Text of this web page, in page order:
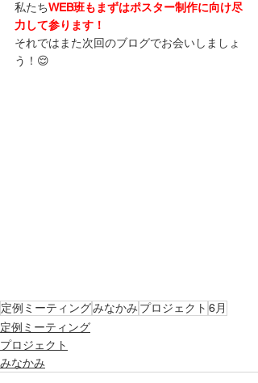
私たちWEB班もまずはポスター制作に向け尽
力して参ります！
それではまた次回のブログでお会いしましょ
う！😌
定例ミーティングみなかみ プロジェクト 6月
定例ミーティング
プロジェクト
みなかみ